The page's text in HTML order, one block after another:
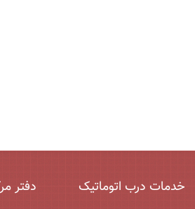
خدمات درب اتوماتیک دفتر